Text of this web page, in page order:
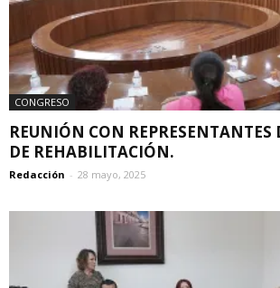
CONGRESO
REUNIÓN CON REPRESENTANTES
DE REHABILITACIÓN.
Redacción - 28 mayo, 2025